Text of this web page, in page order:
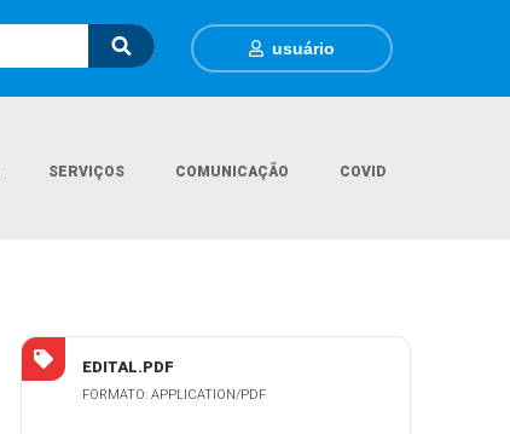
usuário
SERVIÇOS COMUNICAÇÃO COVID
EDITAL.PDF
FORMATO: APPLICATION/PDF